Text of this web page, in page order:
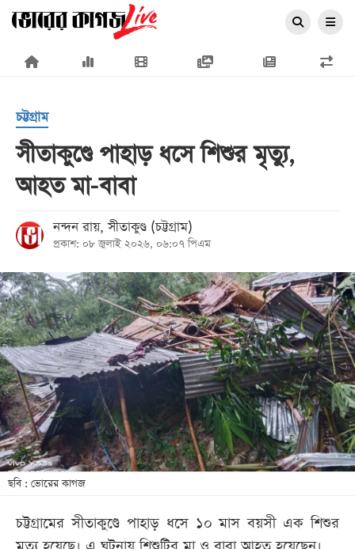
×
প্রচ্ছদ
জাতীয়
রাজনীতি
অর্থনীতি
আন্তর্জাতিক
সারাদেশ
খেলা
বিনোদন
লাইফ
স্টাইল
শিক্ষা
চট্টগ্রাম
সীতাকুণ্ডে পাহাড় ধসে শিশুর মৃত্যু,
আহত মা-বাবা
নন্দন রায়, সীতাকুণ্ড (চট্টগ্রাম)
প্রকাশ: ০৮ জুলাই ২০২৬, ০৬:০৭ পিএম
ছবি : ভোরের কাগজ
চট্টগ্রামের সীতাকুণ্ডে পাহাড় ধসে ১০ মাস বয়সী এক শিশুর